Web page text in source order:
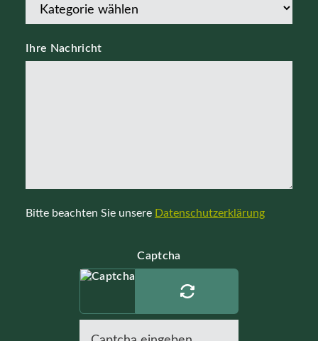
Ihre Nachricht
Bitte beachten Sie unsere Datenschutzerklärung
Captcha